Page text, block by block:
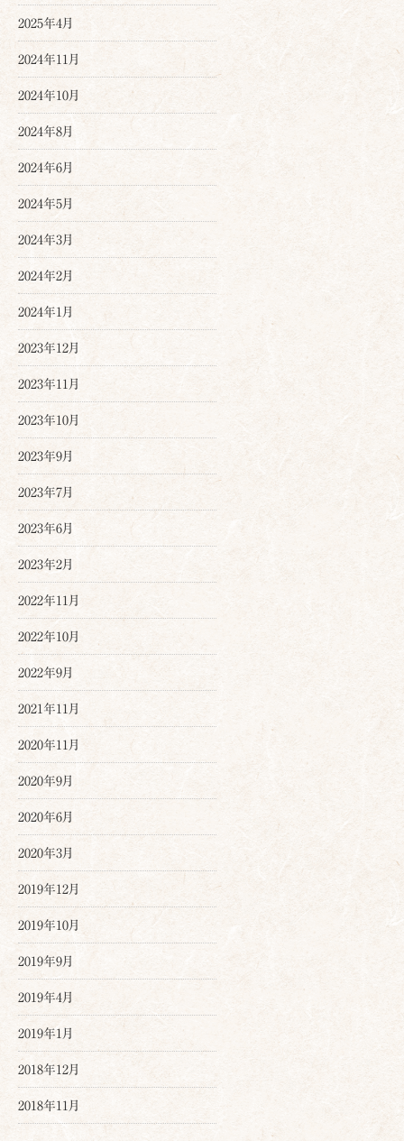
2025年4月
2024年11月
2024年10月
2024年8月
2024年6月
2024年5月
2024年3月
2024年2月
2024年1月
2023年12月
2023年11月
2023年10月
2023年9月
2023年7月
2023年6月
2023年2月
2022年11月
2022年10月
2022年9月
2021年11月
2020年11月
2020年9月
2020年6月
2020年3月
2019年12月
2019年10月
2019年9月
2019年4月
2019年1月
2018年12月
2018年11月